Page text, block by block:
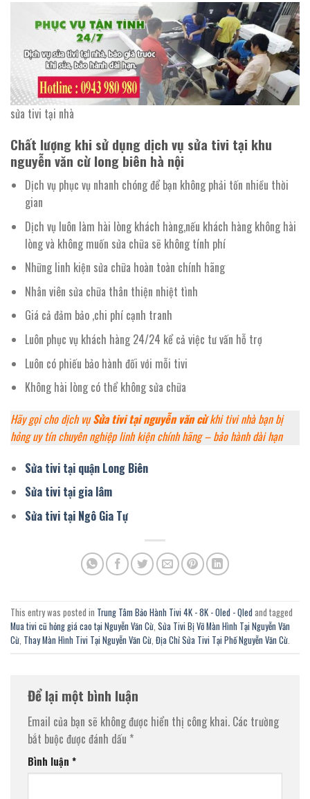
sửa tivi tại nhà
Chất lượng khi sử dụng dịch vụ sửa tivi tại khu
nguyễn văn cừ long biên hà nội
Dịch vụ phục vụ nhanh chóng để bạn không phải tốn nhiều thời
gian
Dịch vụ luôn làm hài lòng khách hàng,nếu khách hàng không hài
lòng và không muốn sửa chữa sẽ không tính phí
Những linh kiện sửa chữa hoàn toàn chính hãng
Nhân viên sửa chữa thân thiện nhiệt tình
Giá cả đảm bảo ,chi phí cạnh tranh
Luôn phục vụ khách hàng 24/24 kể cả việc tư vấn hỗ trợ
Luôn có phiếu bảo hành đối với mỗi tivi
Không hài lòng có thể không sửa chữa
Hãy gọi cho dịch vụSửa tivi tại nguyễn văn cừkhi tivi nhà bạn bị
hỏng uy tín chuyên nghiệp linh kiện chính hãng – bảo hành dài hạn
Sửa tivi tại quận Long Biên
Sửa tivi tại gia lâm
Sửa tivi tại Ngô Gia Tự
This entry was posted in Trung Tâm Bảo Hành Tivi 4K - 8K - Oled - Qled and tagged
Mua tivi cũ hỏng giá cao tại Nguyễn Văn Cừ, Sửa Tivi Bị Vỡ Màn Hình Tại Nguyễn Văn
Cừ, Thay Màn Hình Tivi Tại Nguyễn Văn Cừ, Địa Chỉ Sửa Tivi Tại Phố Nguyễn Văn Cừ.
Để lại một bình luận
Email của bạn sẽ không được hiển thị công khai. Các trường
bắt buộc được đánh dấu *
Bình luận *